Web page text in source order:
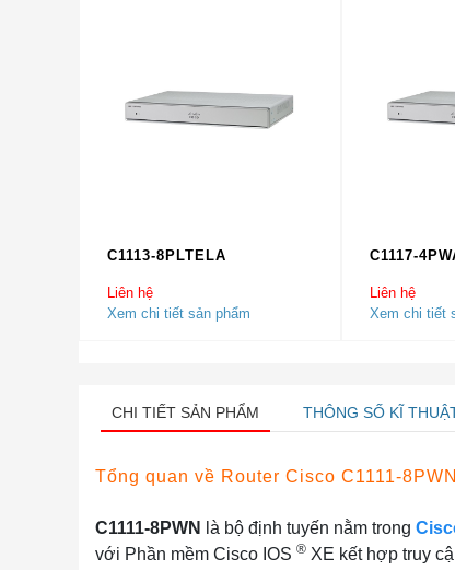
C1113-8PLTELA
Liên hệ
Xem chi tiết sản phẩm
C1117-
Liên hệ
Xem chi tiết
CHI TIẾT SẢN PHẨM THÔNG SỐ KĨ
Tổng quan về Router Cisco C1111-8PWN
C1111-8PWN là bộ định tuyến nằm trong
với Phần mềm Cisco IOS ® XE kết hợp truy